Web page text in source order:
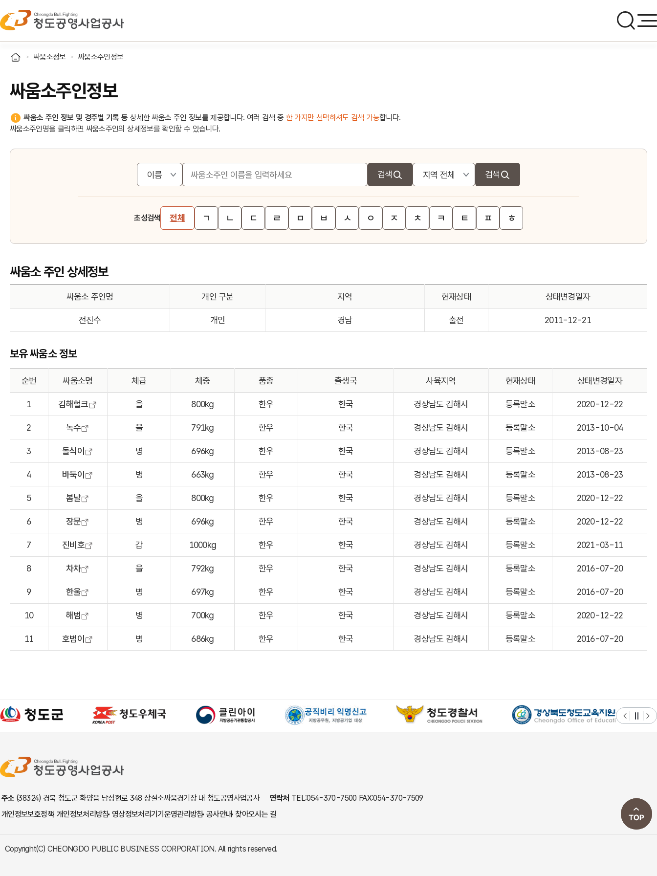
싸움소정보 싸움소주인정보
싸움소주인정보
싸움소 주인 정보 및 경주별 기록 등 상세한 싸움소 주인 정보를 제공합니다. 여러 검색 중 한 가지만 선택하셔도 검색 가능합니다.
싸움소주인명을 클릭하면 싸움소주인의 상세정보를 확인할 수 있습니다.
검색 검색
초성검색 전체 ㄱ ㄴ ㄷ ㄹ ㅁ ㅂ ㅅ ㅇ ㅈ ㅊ ㅋ ㅌ ㅍ ㅎ
싸움소 주인 상세정보
싸움소 주인명 개인 구분 지역 현재상태 상태변경일자
전진수 개인 경남 출전 2011-12-21
보유 싸움소 정보
순번 싸움소명 체급 체중 품종 출생국 사육지역 현재상태 상태변경일자
1 김해헐크 을 800kg 한우 한국 경상남도 김해시 등록말소 2020-12-22
2 녹수 을 791kg 한우 한국 경상남도 김해시 등록말소 2013-10-04
3 돌식이 병 696kg 한우 한국 경상남도 김해시 등록말소 2013-08-23
4 바둑이 병 663kg 한우 한국 경상남도 김해시 등록말소 2013-08-23
5 봄날 을 800kg 한우 한국 경상남도 김해시 등록말소 2020-12-22
6 장문 병 696kg 한우 한국 경상남도 김해시 등록말소 2020-12-22
7 진비호 갑 1000kg 한우 한국 경상남도 김해시 등록말소 2021-03-11
8 차차 을 792kg 한우 한국 경상남도 김해시 등록말소 2016-07-20
9 한울 병 697kg 한우 한국 경상남도 김해시 등록말소 2016-07-20
10 해범 병 700kg 한우 한국 경상남도 김해시 등록말소 2020-12-22
11 호범이 병 686kg 한우 한국 경상남도 김해시 등록말소 2016-07-20
주소 (38324) 경북 청도군 화양읍 남성현로 348 상설소싸움경기장 내 청도공영사업공사 연락처 TEL:054-370-7500 FAX:054-370-7509
개인정보보호정책 개인정보처리방침 영상정보처리기기운영관리방침 공사안내 찾아오시는 길
Copyright(C) CHEONGDO PUBLIC BUSINESS CORPORATION. All rights reserved.